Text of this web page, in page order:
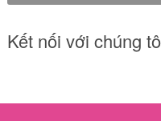
Kết nối với chúng